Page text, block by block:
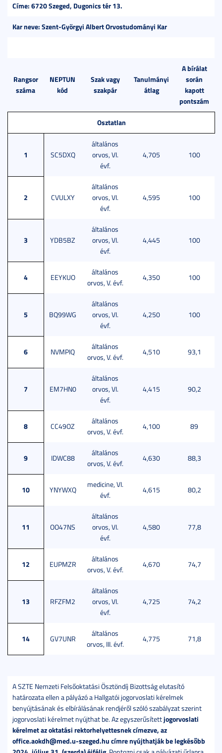
Címe: 6720 Szeged, Dugonics tér 13.
Kar neve: Szent-Györgyi Albert Orvostudományi Kar
Rangsor
száma
NEPTUN
kód
Szak vagy
szakpár
Tanulmányi
átlag
A bírálat
során
kapott
pontszám
Osztatlan
1 SC5DXQ
általános
orvos, VI.
évf.
4,705 100
2 CVULXY
általános
orvos, VI.
évf.
4,595 100
3 YDB5BZ
általános
orvos, VI.
évf.
4,445 100
4 EEYKUO
általános
orvos, V. évf.
4,350 100
5 BQ99WG
általános
orvos, VI.
évf.
4,250 100
6 NVMPIQ
általános
orvos, V. évf.
4,510 93,1
7 EM7HN0
általános
orvos, VI.
évf.
4,415 90,2
8 CC49OZ
általános
orvos, V. évf.
4,100 89
9 IDWC88
általános
orvos, V. évf.
4,630 88,3
10 YNYWXQ
medicine, VI.
évf.
4,615 80,2
11 OO47NS
általános
orvos, VI.
évf.
4,580 77,8
12 EUPMZR
általános
orvos, V. évf.
4,670 74,7
13 RFZFM2
általános
orvos, VI.
évf.
4,725 74,2
14 GV7UNR
általános
orvos, III. évf.
4,775 71,8
A SZTE Nemzeti Felsőoktatási Ösztöndíj Bizottság elutasító
határozata ellen a pályázó a Hallgatói jogorvoslati kérelmek
benyújtásának és elbírálásának rendjéről szóló szabályzat szerint
jogorvoslati kérelmet nyújthat be. Az egyszerűsítettjogorvoslati
kérelmet az oktatási rektorhelyettesnek címezve, az
office.aokdh@med.u-szeged.hu címre nyújthatják be legkésőbb